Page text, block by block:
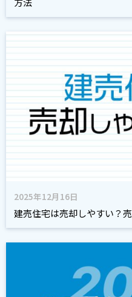
2025年12月16日
建売住宅は売却しやすい？